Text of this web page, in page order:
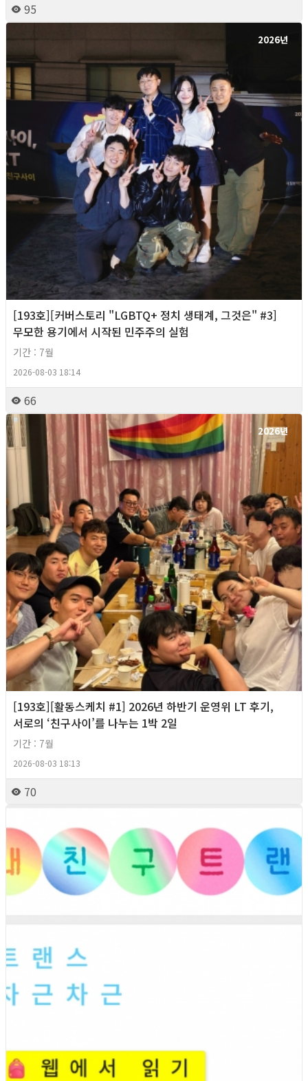
95
2026년
[193호][커버스토리 "LGBTQ+ 정치 생태계, 그것은" #3]
무모한 용기에서 시작된 민주주의 실험
기간 : 7월
2026-08-03 18:14
66
2026년
[193호][활동스케치 #1] 2026년 하반기 운영위 LT 후기,
서로의 ‘친구사이’를 나누는 1박 2일
기간 : 7월
2026-08-03 18:13
70